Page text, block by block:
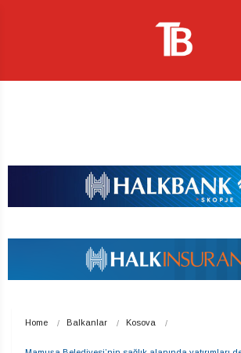
Home Balkanlar Kosova